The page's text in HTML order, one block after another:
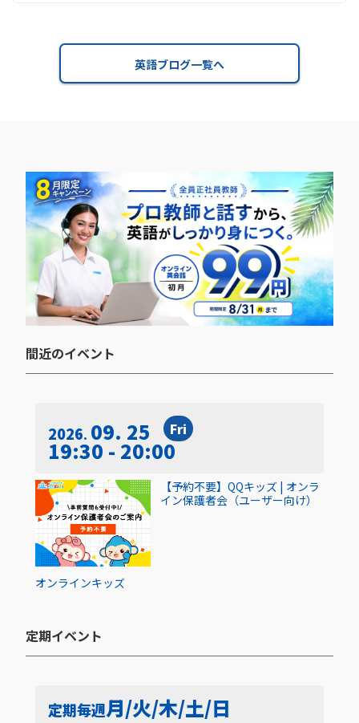
英語ブログ一覧へ
間近のイベント​
2026 09. 25 Fri
19:30 - 20:00
オンラインキッズ
【予約不要】QQキッズ | オンラ
イン保護者会（ユーザー向け）
定期イベント​
定期毎週月/火/木/土/日